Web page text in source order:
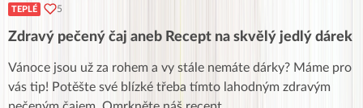
TEPLÉ 5
Zdravý pečený čaj aneb Recept na skvělý jedlý dárek
Vánoce jsou už za rohem a vy stále nemáte dárky? Máme pro
vás tip! Potěšte své blízké třeba tímto lahodným zdravým